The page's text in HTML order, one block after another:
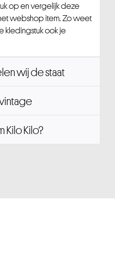
op en vergelijk deze
webshop item. Zo weet
kledingstuk ook je
wij de staat
Kilo Kilo?